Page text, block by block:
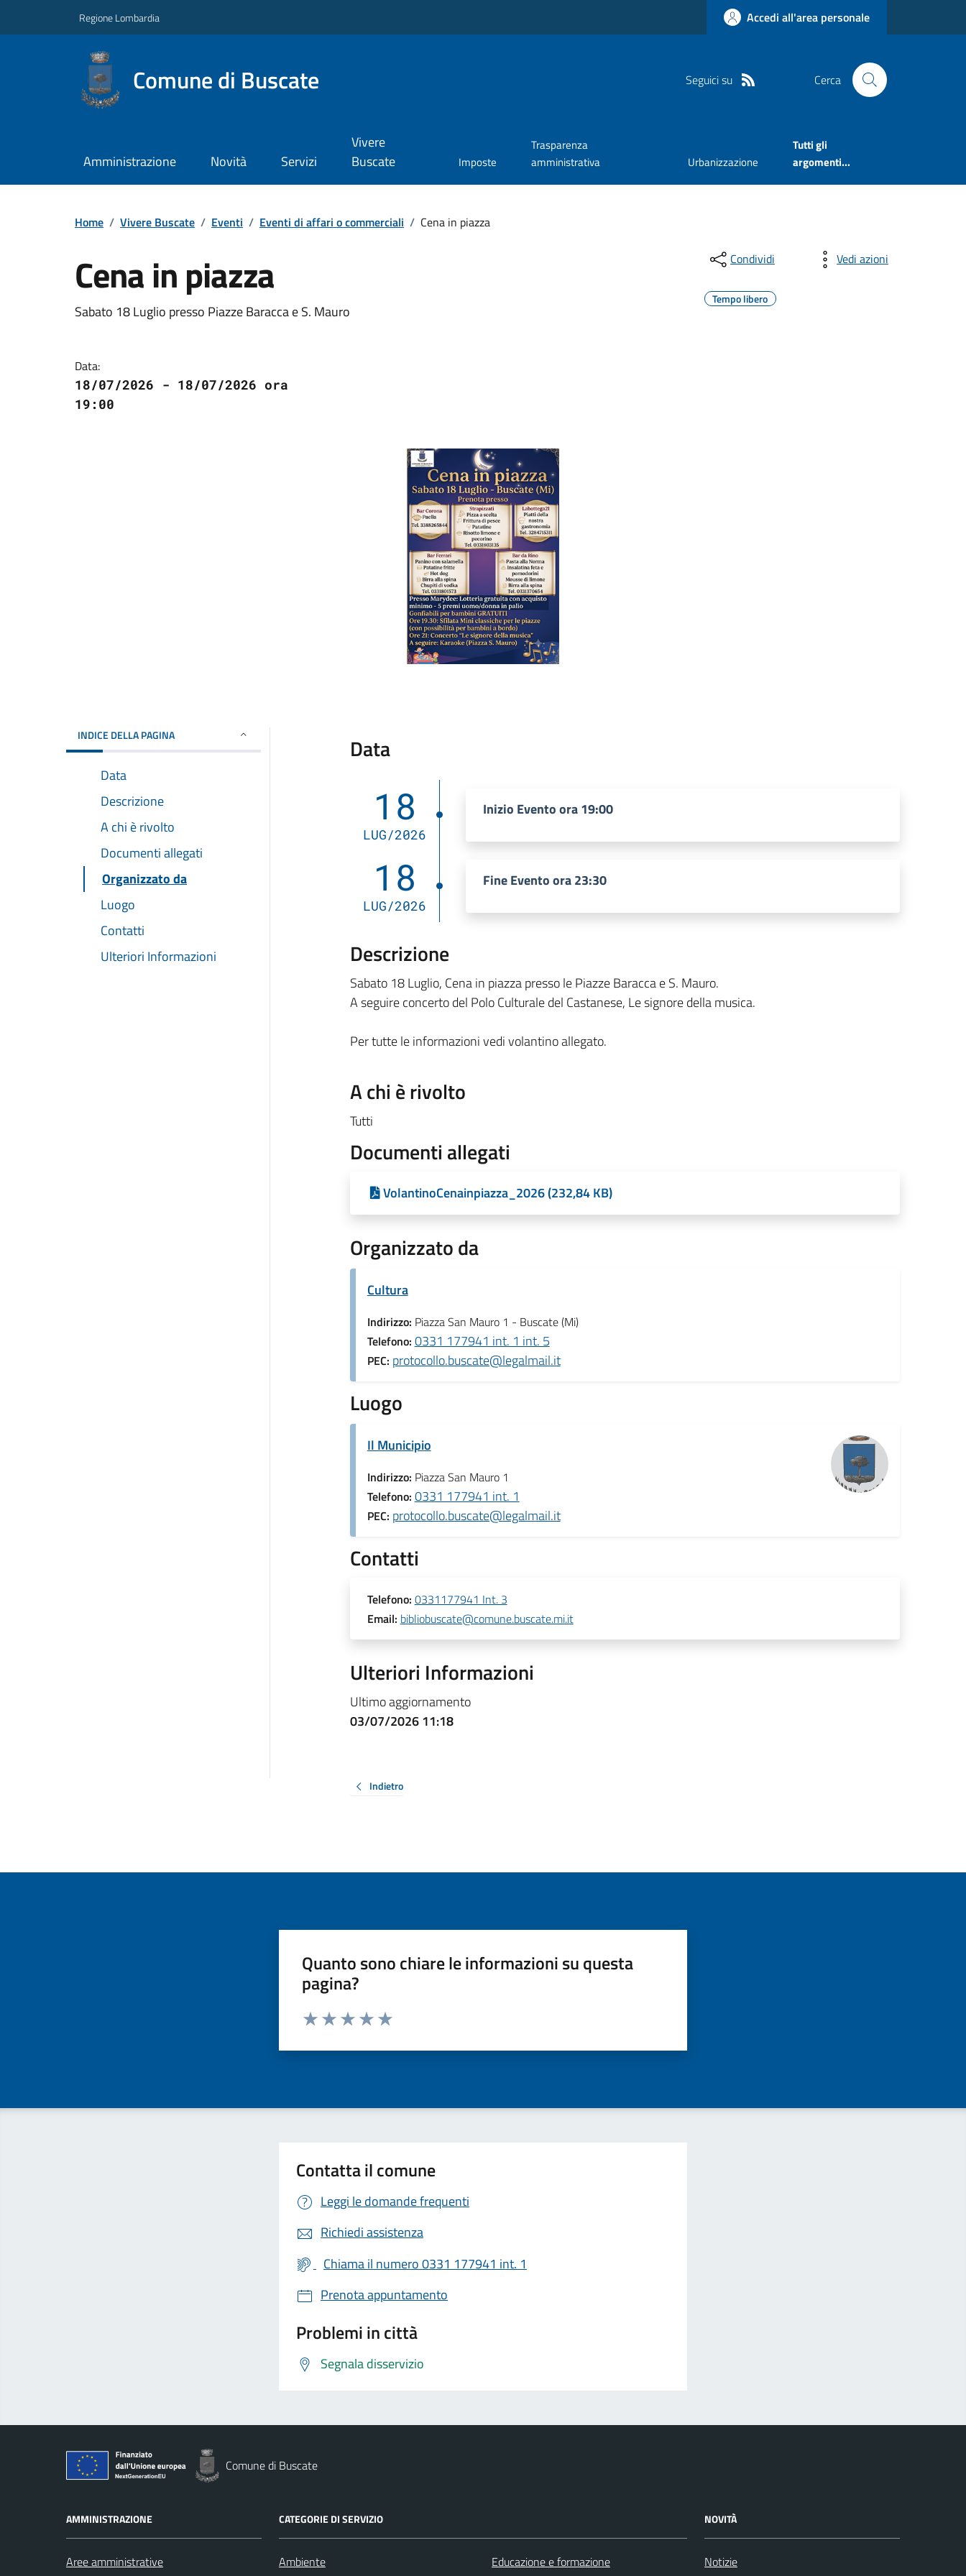
Regione Lombardia Accedi all'area personale
Comune di Buscate Seguici su Cerca
Amministrazione Novità Servizi
Vivere
Buscate
Imposte
Trasparenza
amministrativa
Urbanizzazione
Tutti gli
argomenti...
Home / Vivere Buscate / Eventi / Eventi di affari o commerciali / Cena in piazza
Cena in piazza
Sabato 18 Luglio presso Piazze Baracca e S. Mauro
Data:
18/07/2026 - 18/07/2026 ora
19:00
Condividi Vedi azioni
Tempo libero
INDICE DELLA PAGINA
Data
Descrizione
A chi è rivolto
Documenti allegati
Organizzato da
Luogo
Contatti
Ulteriori Informazioni
Data
18
LUG/2026
Inizio Evento ora 19:00
18
LUG/2026
Fine Evento ora 23:30
Descrizione
Sabato 18 Luglio, Cena in piazza presso le Piazze Baracca e S. Mauro.
A seguire concerto del Polo Culturale del Castanese, Le signore della musica.
Per tutte le informazioni vedi volantino allegato.
A chi è rivolto
Tutti
Documenti allegati
VolantinoCenainpiazza_2026 (232,84 KB)
Organizzato da
Cultura
Indirizzo: Piazza San Mauro 1 - Buscate (Mi)
Telefono: 0331 177941 int. 1 int. 5
PEC: protocollo.buscate@legalmail.it
Luogo
Il Municipio
Indirizzo: Piazza San Mauro 1
Telefono: 0331 177941 int. 1
PEC: protocollo.buscate@legalmail.it
Contatti
Telefono: 0331177941 Int. 3
Email: bibliobuscate@comune.buscate.mi.it
Ulteriori Informazioni
Ultimo aggiornamento
03/07/2026 11:18
Indietro
Quanto sono chiare le informazioni su questa
pagina?
Valuta da 1 a 5 stelle la pagina
Contatta il comune
Leggi le domande frequenti
Richiedi assistenza
Chiama il numero 0331 177941 int. 1
Prenota appuntamento
Problemi in città
Segnala disservizio
Comune di Buscate
AMMINISTRAZIONE
Aree amministrative
CATEGORIE DI SERVIZIO
Ambiente Educazione e formazione
NOVITÀ
Notizie